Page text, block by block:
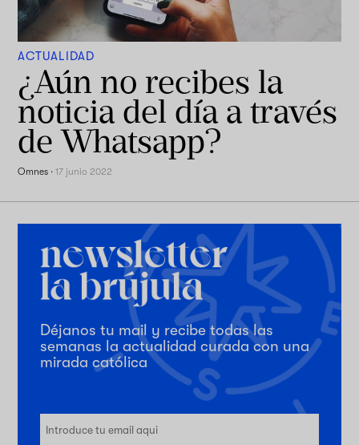
ACTUALIDAD
¿Aún no recibes la
noticia del día a través
de Whatsapp?
Omnes ·17 junio 2022
Déjanos tu mail y recibe todas las
semanas la actualidad curada con una
mirada católica